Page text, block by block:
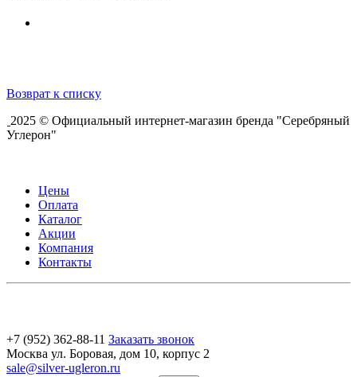
Возврат к списку
2025 © Официальный интернет-магазин бренда "Серебряный
Углерон"
Цены
Оплата
Каталог
Акции
Компания
Контакты
+7 (952) 362-88-11 Заказать звонок
Москва ул. Боровая, дом 10, корпус 2
sale@silver-ugleron.ru